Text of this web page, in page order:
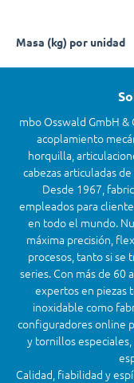
Masa (kg) por unidad
mbo Osswald GmbH &
acoplamiento
horquilla,
cabezas articuladas
Desde 1967,
empleados para
en todo el mundo.
máxima precisión,
procesos, tanto si se
series. Con más de 60
expertos en piezas
inoxidable como
configuradores online
y tornillos
Calidad, fiabilidad y